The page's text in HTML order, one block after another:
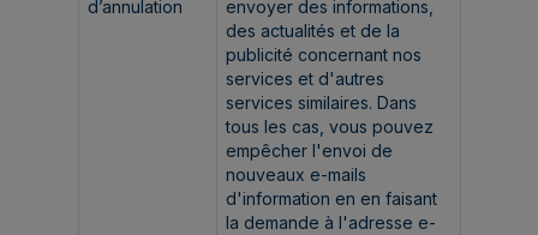
d’annulation
envoyer des informations,
des actualités et de la
publicité concernant nos
services et d'autres
services similaires. Dans
tous les cas, vous pouvez
empêcher l'envoi de
nouveaux e-mails
d'information en en faisant
la demande à l'adresse e-